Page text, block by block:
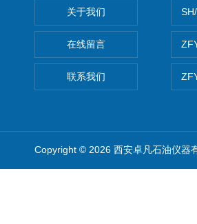
关于我们
在线留言
联系我们
Copyright © 2026 西安卓凡石油仪器